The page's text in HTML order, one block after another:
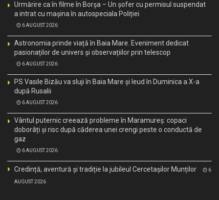
Urmărire ca în filme în Borșa – Un șofer cu permisul suspendat
a intrat cu mașina în autospeciala Poliției
6 AUGUST 2026
Astronomia prinde viață în Baia Mare. Eveniment dedicat
pasionaților de univers și observațiilor prin telescop
6 AUGUST 2026
PS Vasile Bizău va sluji în Baia Mare și Ieud în Duminica a X-a
după Rusalii
6 AUGUST 2026
Vântul puternic creează probleme în Maramureș: copaci
doborâți și risc după căderea unei crengi peste o conductă de
gaz
6 AUGUST 2026
Credință, aventură și tradiție la jubileul Cercetașilor Munților 6
AUGUST 2026